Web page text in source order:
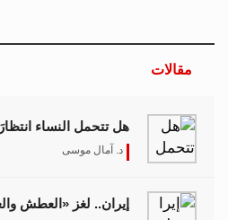
مقالات
هل تتحمل النساء انتظارَ 286 عاماً؟
د. آمال موسى
إيران.. لغز «العطش